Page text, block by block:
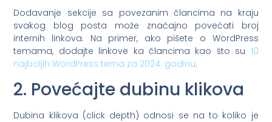
Dodavanje sekcije sa povezanim člancima na kraju
svakog blog posta može značajno povećati broj
internih linkova. Na primer, ako pišete o WordPress
temama, dodajte linkove ka člancima kao što su 10
najboljih WordPress tema za 2024. godinu.
2. Povećajte dubinu klikova
Dubina klikova (click depth) odnosi se na to koliko je